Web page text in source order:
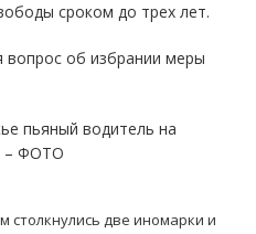
сроком до трех лет.
об избрании меры
пьяный водитель на
– ФОТО
столкнулись две иномарки и